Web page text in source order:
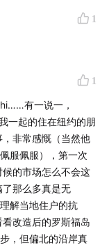
1
1
有一说一，
一起的住在纽约的朋
非常感慨（当然他
服佩服），第一次
的市场怎么不会这
那么多真是无
解当地住户的抗
改造后的罗斯福岛
，但偏北的沿岸真